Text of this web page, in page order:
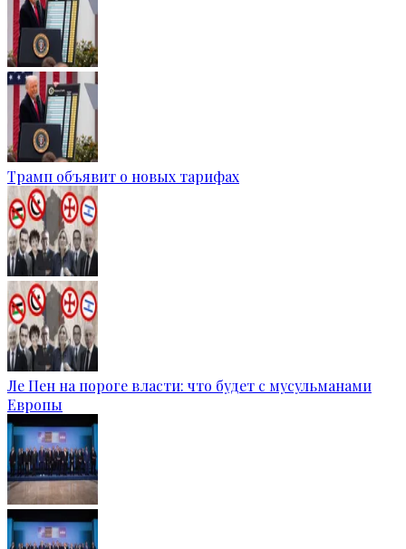
Трамп объявит о новых тарифах
Ле Пен на пороге власти: что будет с мусульманами
Европы